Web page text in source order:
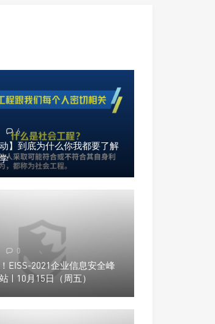
6
动】到底为什么你我都要了解
0
EISS-2021企业信息安全峰
| 10月15日（周五）